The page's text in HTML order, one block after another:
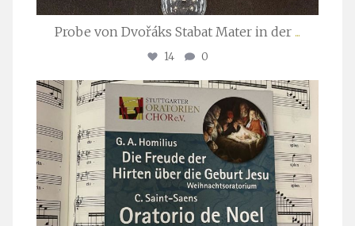
Probe von Dvořáks Stabat Mater in der ...
14 0
stuttgarter_oratorienchor
Nov. 29